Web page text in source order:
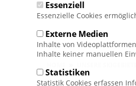
Pfadnavigation
Essenziell
Essenzielle Cookies
Externe Medien
Inhalte von
Inhalte keiner manuellen
Statistiken
Statistik Cookies erfassen